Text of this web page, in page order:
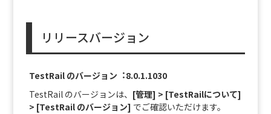
リリースバージョン
TestRail のバージョン︓8.0.1.1030
TestRail のバージョンは、 [管理] > [TestRailについて]
> [TestRail のバージョン] でご確認いただけます。